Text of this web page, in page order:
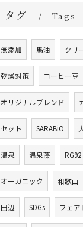
タグ Tags
無添加 馬油 クリ
乾燥対策 コーヒー豆
オリジナルブレンド
セット SARABiO
温泉 温泉藻 RG92
オーガニック 和歌山
田辺 SDGs フェア